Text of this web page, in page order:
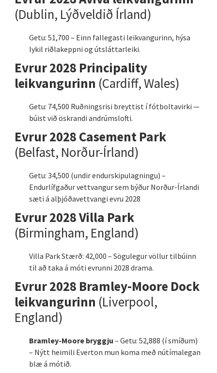
(Dublin, Lýðveldið Írland)
Getu: 51,700 – Einn fallegasti leikvangurinn, hýsa
lykil riðlakeppni og útsláttarleiki.
Evrur 2028 Principality
leikvangurinn (Cardiff, Wales)
Getu: 74,500 Ruðningsrisi breyttist í fótboltavirki —
búist við öskrandi andrúmslofti.
Evrur 2028 Casement Park
(Belfast, Norður-Írland)
Getu: 34,500 (undir endurskipulagningu) –
Endurlífgaður vettvangur sem býður Norður-Írlandi
sæti á alþjóðavettvangi evru 2028
Evrur 2028 Villa Park
(Birmingham, England)
Villa Park Stærð: 42,000 – Sögulegur völlur tilbúinn
til að taka á móti evrunni 2028 drama.
Evrur 2028 Bramley-Moore Dock
leikvangurinn (Liverpool,
England)
Bramley-Moore bryggju – Getu: 52,888 (í smíðum)
– Nýtt heimili Everton mun koma með nútímalegan
blæ á mótið.